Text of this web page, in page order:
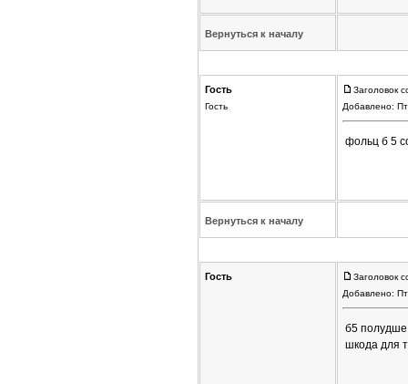
Вернуться к началу
Гость
Гость
Заголовок
Добавлено:
фольц б 5
Вернуться к началу
Гость
Заголовок
Добавлено:
б5 полудше
шкода для